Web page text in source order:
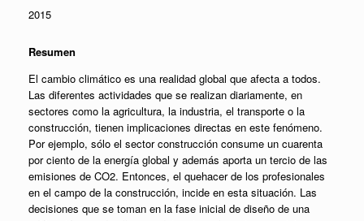
2015
Resumen
El cambio climático es una realidad global que afecta a todos.
Las diferentes actividades que se realizan diariamente, en
sectores como la agricultura, la industria, el transporte o la
construcción, tienen implicaciones directas en este fenómeno.
Por ejemplo, sólo el sector construcción consume un cuarenta
por ciento de la energía global y además aporta un tercio de las
emisiones de CO2. Entonces, el quehacer de los profesionales
en el campo de la construcción, incide en esta situación. Las
decisiones que se toman en la fase inicial de diseño de una